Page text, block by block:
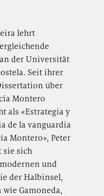
lehrt
der Universität
Seit ihrer
über
Montero
als «Estrategia y
de la vanguardia
Montero», Peter
sie sich
und
der Halbinsel,
Gamoneda,